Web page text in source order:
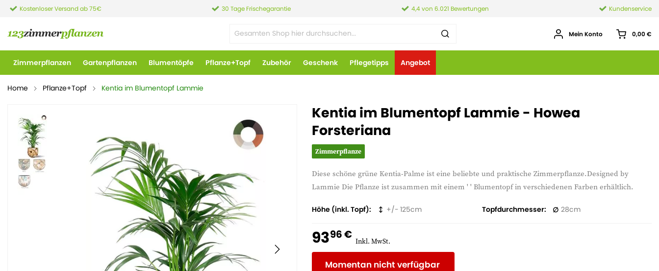
Kostenloser Versand ab 75€ 30 Tage Frischegarantie 4,4 von 6.021 Bewertungen Kundenservice
Mein Konto 0,00 €
Zimmerpflanzen Gartenpflanzen Blumentöpfe Pflanze+Topf Zubehör Geschenk Pflegetipps Angebot
Home Pflanze+Topf Kentia im Blumentopf Lammie
Kentia im Blumentopf Lammie - Howea
Forsteriana
Zimmerpflanze
Diese schöne grüne Kentia-Palme ist eine beliebte und praktische Zimmerpflanze.Designed by
Lammie Die Pflanze ist zusammen mit einem ' ' Blumentopf in verschiedenen Farben erhältlich.
Höhe (inkl. Topf) 125 Topfdurchmesser 28
Momentan nicht verfügbar
9396 € Inkl. MwSt.